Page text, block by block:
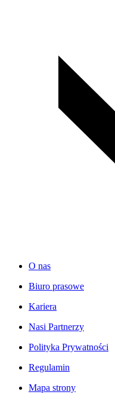
O nas
Biuro prasowe
Kariera
Nasi Partnerzy
Polityka Prywatności
Regulamin
Mapa strony